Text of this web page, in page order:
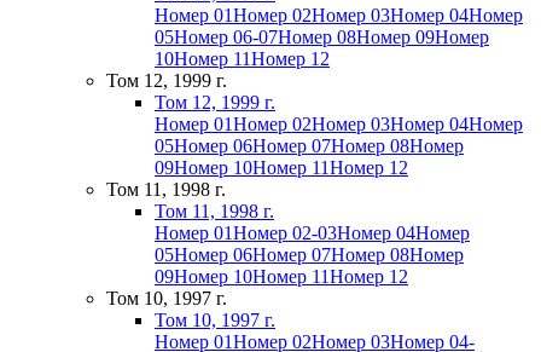
Номер 01Номер 02Номер 03Номер 04Номер
05Номер 06-07Номер 08Номер 09Номер
10Номер 11Номер 12
Том 12, 1999 г.
Том 12, 1999 г.
Номер 01Номер 02Номер 03Номер 04Номер
05Номер 06Номер 07Номер 08Номер
09Номер 10Номер 11Номер 12
Том 11, 1998 г.
Том 11, 1998 г.
Номер 01Номер 02-03Номер 04Номер
05Номер 06Номер 07Номер 08Номер
09Номер 10Номер 11Номер 12
Том 10, 1997 г.
Том 10, 1997 г.
Номер 01Номер 02Номер 03Номер 04-